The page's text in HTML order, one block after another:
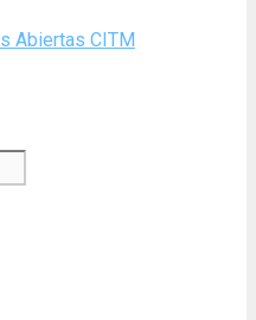
Abiertas CITM